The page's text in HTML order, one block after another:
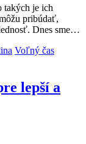
takých je ich
pribúdať,
Dnes sme…
Voľný čas
lepší a